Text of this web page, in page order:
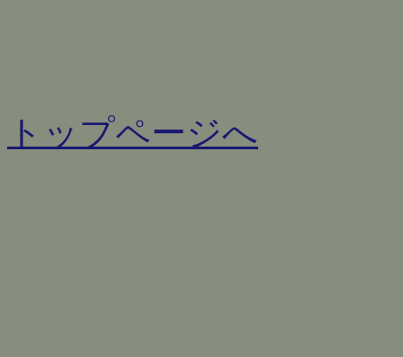
トップページへ